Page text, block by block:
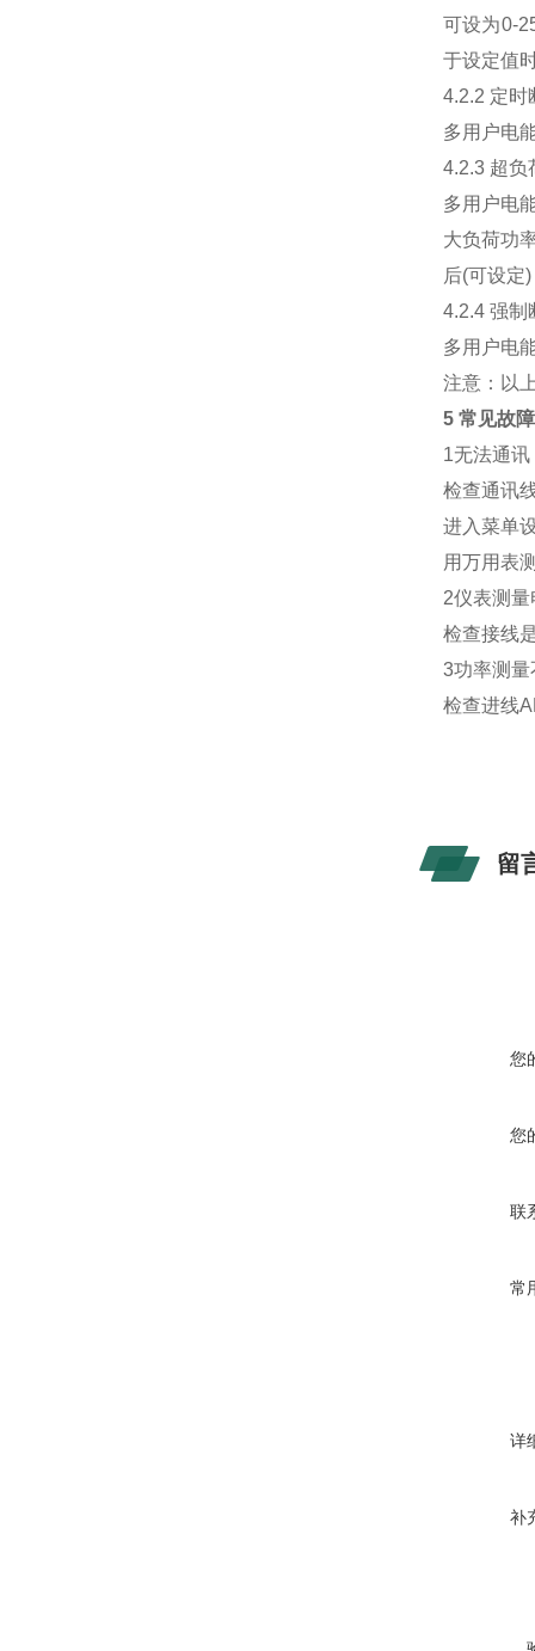
可设为0-
于设定值
4.2.2 定时
多用户电
4.2.3 超负
多用户电
大负荷功
后(可设定
4.2.4 强制
多用户电
注意：以
5 常见故
1无法通讯
检查通讯
进入菜单
用万用表
2仪表测
检查接线
3功率测量
检查进线
留
您
您
联
常
详
补